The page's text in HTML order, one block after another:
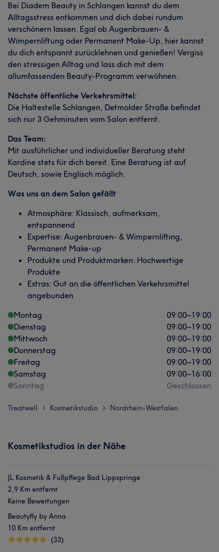
Bei Diadem Beauty in Schlangen kannst du dem
Alltagsstress entkommen und dich dabei rundum
verschönern lassen. Egal ob Augenbrauen- &
Wimpernliftung oder Permanent Make-Up, hier kannst
du dich entspannt zurücklehnen und genießen! Vergiss
den stressigen Alltag und lass dich mit dem
allumfassenden Beauty-Programm verwöhnen.
Nächste öffentliche Verkehrsmittel:
Die Haltestelle Schlangen, Detmolder Straße befindet
sich nur 3 Gehminuten vom Salon entfernt.
Das Team:
Mit ausführlicher und individueller Beratung steht
Kardine stets für dich bereit. Eine Beratung ist auf
Deutsch, sowie Englisch möglich.
Was uns an dem Salon gefällt
Atmosphäre: Klassisch, aufmerksam,
entspannend
Expertise: Augenbrauen- & Wimpernlifting,
Permanent Make-up
Produkte und Produktmarken: Hochwertige
Produkte
Extras: Gut an die öffentlichen Verkehrsmittel
angebunden
Montag
09:00–19:00
Dienstag
09:00–19:00
Mittwoch
09:00–19:00
Donnerstag
09:00–19:00
Freitag
09:00–19:00
Samstag
09:00–16:00
Sonntag
Geschlossen
Treatwell > Kosmetikstudio > Nordrhein-Westfalen
Kosmetikstudios in der Nähe
JL Kosmetik & Fußpflege Bad Lippspringe
2,9 Km entfernt
Keine Bewertungen
Beautyfly by Anna
10 Km entfernt
(33)